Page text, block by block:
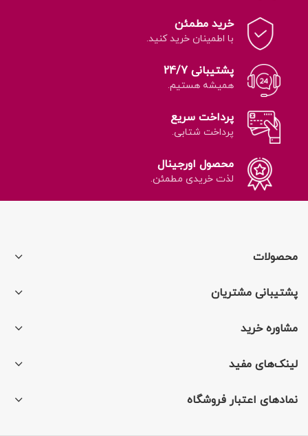
خرید مطمئن
با اطمینان خرید کنید.
پشتیبانی 24/7
همیشه هستیم.
پرداخت سریع
پرداخت شتابی.
محصول اورجینال
لذت خریدی مطمئن.
محصولات
پشتیبانی مشتریان
مشاوره خرید
لینک‌های مفید
نمادهای اعتبار فروشگاه